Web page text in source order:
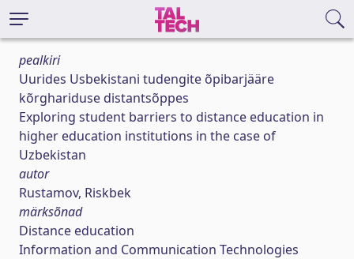
pealkiri
Uurides Usbekistani tudengite õpibarjääre
kõrghariduse distantsõppes
Exploring student barriers to distance education in
higher education institutions in the case of
Uzbekistan
autor
Rustamov, Riskbek
märksõnad
Distance education
Information and Communication Technologies